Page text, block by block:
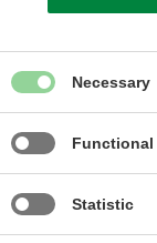
Byggesag tlf. 8794
BBR tlf. 8794 7672
Åben-land tlf.
Ejendomsskat tlf.
Virksomhed tlf.
Telefontid
Mandag, tirsdag,
Necessary
Functional
Statistic